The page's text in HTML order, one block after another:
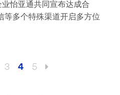
怡亚通共同宣布达成合
等多个特殊渠道开启多方位
3 4 5